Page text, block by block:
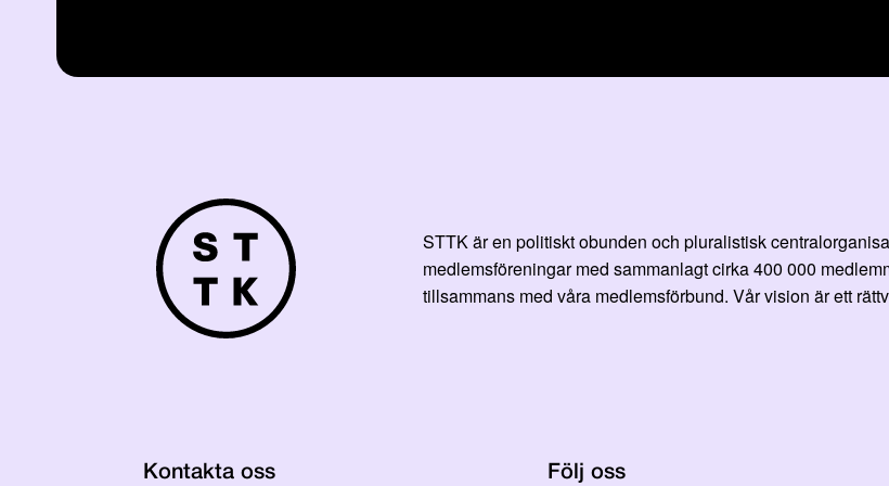
STTK är en politiskt obunden och pluralistisk
medlemsföreningar med sammanlagt cirka 400 000
tillsammans med våra medlemsförbund. Vår vision är ett
Kontakta oss Följ oss